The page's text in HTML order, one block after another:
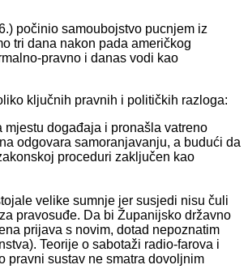
počinio samoubojstvo pucnjem iz
tri dana nakon pada američkog
pravno i danas vodi kao
ključnih pravnih i političkih razloga:
događaja i pronašla vatreno
odgovara samoranjavanju, a budući da
proceduri zaključen kao
velike sumnje jer susjedi nisu čuli
pravosuđe. Da bi Županijsko državno
prijava s novim, dotad nepoznatim
Teorije o sabotaži radio-farova i
pravni sustav ne smatra dovoljnim